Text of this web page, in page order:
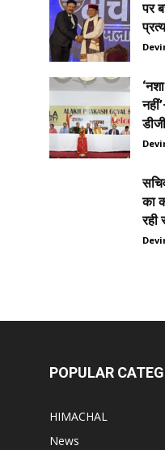
पर
का
रही
POPULAR
HIMACHAL
News